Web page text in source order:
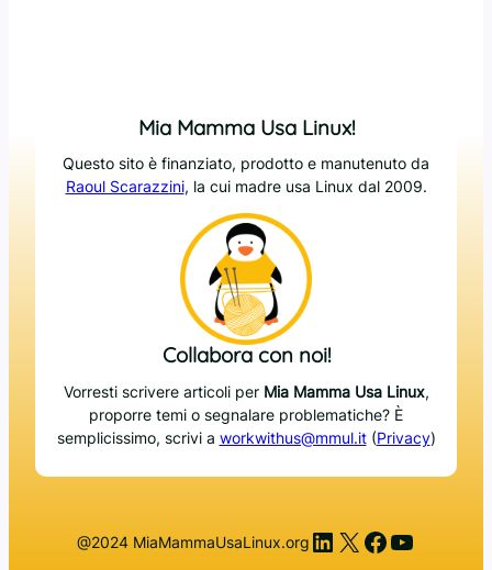
Mia Mamma Usa Linux!
Questo sito è finanziato, prodotto e manutenuto da
Raoul Scarazzini, la cui madre usa Linux dal 2009.
Collabora con noi!
Vorresti scrivere articoli per Mia Mamma Usa Linux,
proporre temi o segnalare problematiche? È
semplicissimo, scrivi a workwithus@mmul.it(Privacy)
@2024 MiaMammaUsaLinux.org LinkedIn
X Facebook